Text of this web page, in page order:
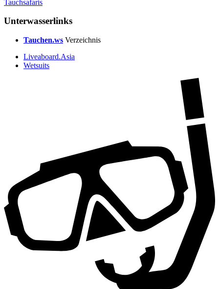
Tauchsafaris
Unterwasserlinks
Tauchen.ws Verzeichnis
Liveaboard.Asia
Wetsuits